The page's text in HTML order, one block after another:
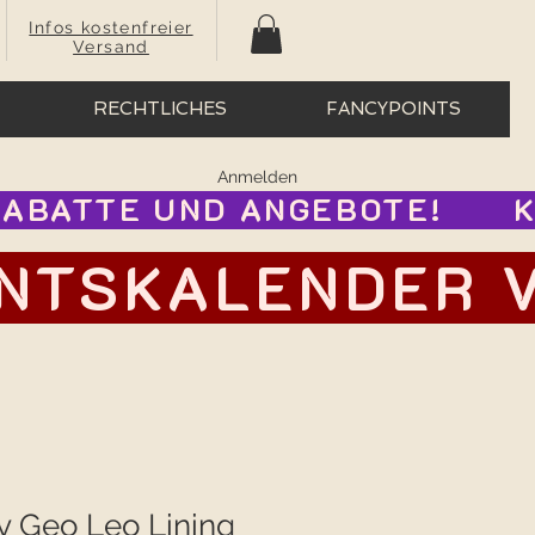
Infos kostenfreier
Versand
RECHTLICHES FANCYPOINTS
Anmelden
UND ANGEBOTE!
Geo Leo Lining